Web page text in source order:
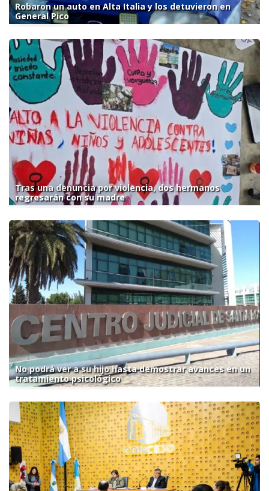
Robaron un auto en Alta Italia y los detuvieron en
General Pico
Tras una denuncia por violencia, dos hermanos
regresarán con su madre
No podrá ver a su hijo hasta demostrar avances en un
tratamiento psicológico